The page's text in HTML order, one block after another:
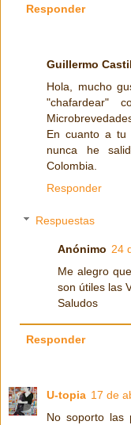
Responder
Guillermo
Hola, mucho
"chafardear"
En cuanto a tu
nunca he
Colombia.
Responder
Respuestas
Anónimo 24
Me alegro
son útiles las
Saludos
Responder
U-topia 17 de
No soporto las